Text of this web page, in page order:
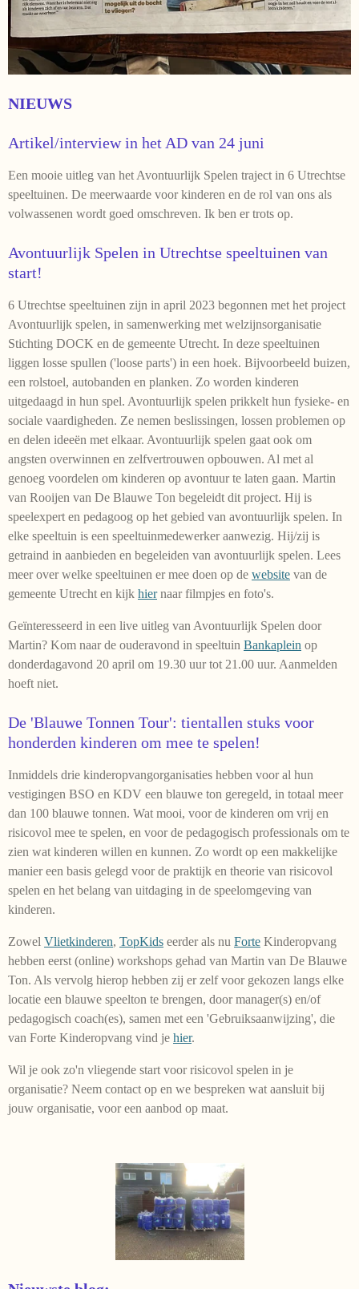
NIEUWS
Artikel/interview in het AD van 24 juni
Een mooie uitleg van het Avontuurlijk Spelen traject in 6 Utrechtse
speeltuinen. De meerwaarde voor kinderen en de rol van ons als
volwassenen wordt goed omschreven. Ik ben er trots op.
Avontuurlijk Spelen in Utrechtse speeltuinen van
start!
6 Utrechtse speeltuinen zijn in april 2023 begonnen met het project
Avontuurlijk spelen, in samenwerking met welzijnsorganisatie
Stichting DOCK en de gemeente Utrecht. In deze speeltuinen
liggen losse spullen ('loose parts') in een hoek. Bijvoorbeeld buizen,
een rolstoel, autobanden en planken. Zo worden kinderen
uitgedaagd in hun spel. Avontuurlijk spelen prikkelt hun fysieke- en
sociale vaardigheden. Ze nemen beslissingen, lossen problemen op
en delen ideeën met elkaar. Avontuurlijk spelen gaat ook om
angsten overwinnen en zelfvertrouwen opbouwen. Al met al
genoeg voordelen om kinderen op avontuur te laten gaan. Martin
van Rooijen van De Blauwe Ton begeleidt dit project. Hij is
speelexpert en pedagoog op het gebied van avontuurlijk spelen. In
elke speeltuin is een speeltuinmedewerker aanwezig. Hij/zij is
getraind in aanbieden en begeleiden van avontuurlijk spelen. Lees
meer over welke speeltuinen er mee doen op de website van de
gemeente Utrecht en kijk hiernaar filmpjes en foto's.
Geïnteresseerd in een live uitleg van Avontuurlijk Spelen door
Martin? Kom naar de ouderavond in speeltuin Bankaplein op
donderdagavond 20 april om 19.30 uur tot 21.00 uur. Aanmelden
hoeft niet.
De 'Blauwe Tonnen Tour': tientallen stuks voor
honderden kinderen om mee te spelen!
Inmiddels drie kinderopvangorganisaties hebben voor al hun
vestigingen BSO en KDV een blauwe ton geregeld, in totaal meer
dan 100 blauwe tonnen. Wat mooi, voor de kinderen om vrij en
risicovol mee te spelen, en voor de pedagogisch professionals om te
zien wat kinderen willen en kunnen. Zo wordt op een makkelijke
manier een basis gelegd voor de praktijk en theorie van risicovol
spelen en het belang van uitdaging in de speelomgeving van
kinderen.
Zowel Vlietkinderen, TopKids eerder als nu Forte Kinderopvang
hebben eerst (online) workshops gehad van Martin van De Blauwe
Ton. Als vervolg hierop hebben zij er zelf voor gekozen langs elke
locatie een blauwe speelton te brengen, door manager(s) en/of
pedagogisch coach(es), samen met een 'Gebruiksaanwijzing', die
van Forte Kinderopvang vind je hier.
Wil je ook zo'n vliegende start voor risicovol spelen in je
organisatie? Neem contact op en we bespreken wat aansluit bij
jouw organisatie, voor een aanbod op maat.